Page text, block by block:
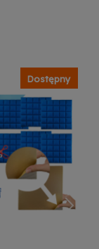
Dostępny